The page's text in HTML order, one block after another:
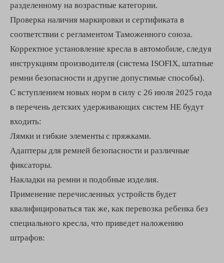
разделенному на возрастные категории.
Проверка наличия маркировки и сертификата в
соответствии с регламентом Таможенного союза.
Корректное установление кресла в автомобиле, следуя
инструкциям производителя (система ISOFIX, штатные
ремни безопасности и другие допустимые способы).
С вступлением новых норм в силу с 26 июля 2025 года
в перечень детских удерживающих систем НЕ будут
входить:
Лямки и гибкие элементы с пряжками.
Адаптеры для ремней безопасности и различные
фиксаторы.
Накладки на ремни и подобные изделия.
Применение перечисленных устройств будет
квалифицироваться так же, как перевозка ребенка без
специального кресла, что приведет наложению
штрафов: